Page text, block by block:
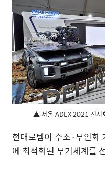
▲ 서울 ADEX 2021 전시
현대로템이 수소·무인화
에 최적화된 무기체계를